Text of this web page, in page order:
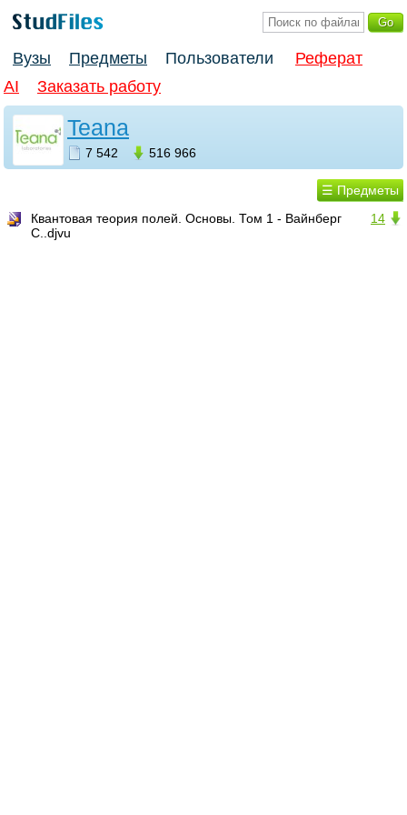
Вузы Предметы Пользователи
Реферат
AI
Заказать работу
Teana
7 542 516 966
☰ Предметы
14
Квантовая теория полей. Основы. Том 1 - Вайнберг
С..djvu